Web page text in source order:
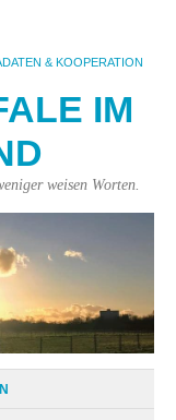
& KOOPERATION
IM
weisen Worten.